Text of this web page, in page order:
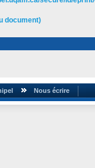
document)
Nous écrire